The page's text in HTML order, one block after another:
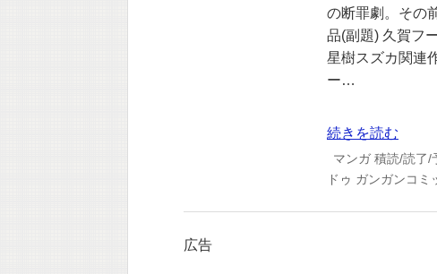
の断罪劇。その
品(副題) 久賀フ
星樹スズカ関連
ー…
続きを読む
マンガ 積読/読了/
ドゥ ガンガンコミ
広告